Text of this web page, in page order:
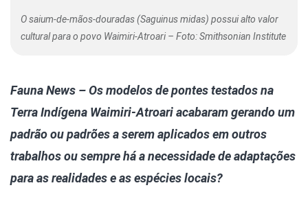
O saium-de-mãos-douradas (Saguinus midas) possui alto valor
cultural para o povo Waimiri-Atroari – Foto: Smithsonian Institute
Fauna News – Os modelos de pontes testados na
Terra Indígena Waimiri-Atroari acabaram gerando um
padrão ou padrões a serem aplicados em outros
trabalhos ou sempre há a necessidade de adaptações
para as realidades e as espécies locais?